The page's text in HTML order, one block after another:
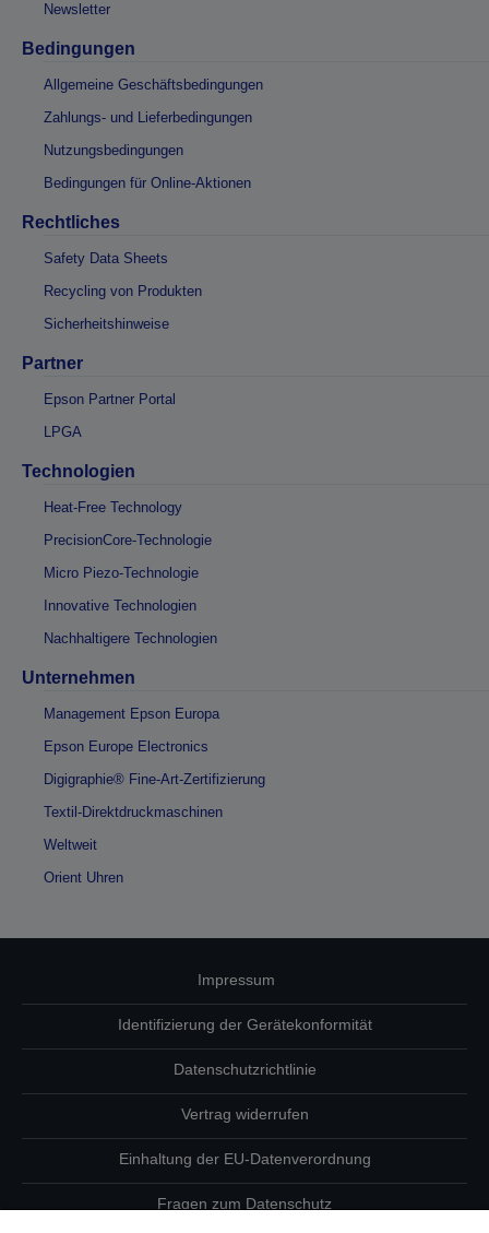
Newsletter
Bedingungen
Allgemeine Geschäftsbedingungen
Zahlungs- und Lieferbedingungen
Nutzungsbedingungen
Bedingungen für Online-Aktionen
Rechtliches
Safety Data Sheets
Recycling von Produkten
Sicherheitshinweise
Partner
Epson Partner Portal
LPGA
Technologien
Heat-Free Technology
PrecisionCore-Technologie
Micro Piezo-Technologie
Innovative Technologien
Nachhaltigere Technologien
Unternehmen
Management Epson Europa
Epson Europe Electronics
Digigraphie® Fine-Art-Zertifizierung
Textil-Direktdruckmaschinen
Weltweit
Orient Uhren
Impressum
Identifizierung der Gerätekonformität
Datenschutzrichtlinie
Vertrag widerrufen
Einhaltung der EU-Datenverordnung
Fragen zum Datenschutz